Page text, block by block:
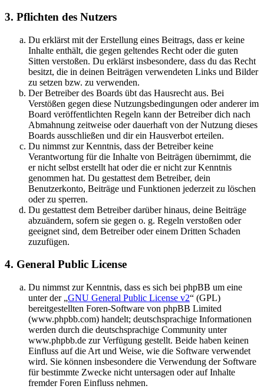
3. Pflichten des Nutzers
Du erklärst mit der Erstellung eines Beitrags, dass er keine
Inhalte enthält, die gegen geltendes Recht oder die guten
Sitten verstoßen. Du erklärst insbesondere, dass du das Recht
besitzt, die in deinen Beiträgen verwendeten Links und Bilder
zu setzen bzw. zu verwenden.
Der Betreiber des Boards übt das Hausrecht aus. Bei
Verstößen gegen diese Nutzungsbedingungen oder anderer im
Board veröffentlichten Regeln kann der Betreiber dich nach
Abmahnung zeitweise oder dauerhaft von der Nutzung dieses
Boards ausschließen und dir ein Hausverbot erteilen.
Du nimmst zur Kenntnis, dass der Betreiber keine
Verantwortung für die Inhalte von Beiträgen übernimmt, die
er nicht selbst erstellt hat oder die er nicht zur Kenntnis
genommen hat. Du gestattest dem Betreiber, dein
Benutzerkonto, Beiträge und Funktionen jederzeit zu löschen
oder zu sperren.
Du gestattest dem Betreiber darüber hinaus, deine Beiträge
abzuändern, sofern sie gegen o. g. Regeln verstoßen oder
geeignet sind, dem Betreiber oder einem Dritten Schaden
zuzufügen.
4. General Public License
Du nimmst zur Kenntnis, dass es sich bei phpBB um eine
unter der „GNU General Public License v2“ (GPL)
bereitgestellten Foren-Software von phpBB Limited
(www.phpbb.com) handelt; deutschsprachige Informationen
werden durch die deutschsprachige Community unter
www.phpbb.de zur Verfügung gestellt. Beide haben keinen
Einfluss auf die Art und Weise, wie die Software verwendet
wird. Sie können insbesondere die Verwendung der Software
für bestimmte Zwecke nicht untersagen oder auf Inhalte
fremder Foren Einfluss nehmen.